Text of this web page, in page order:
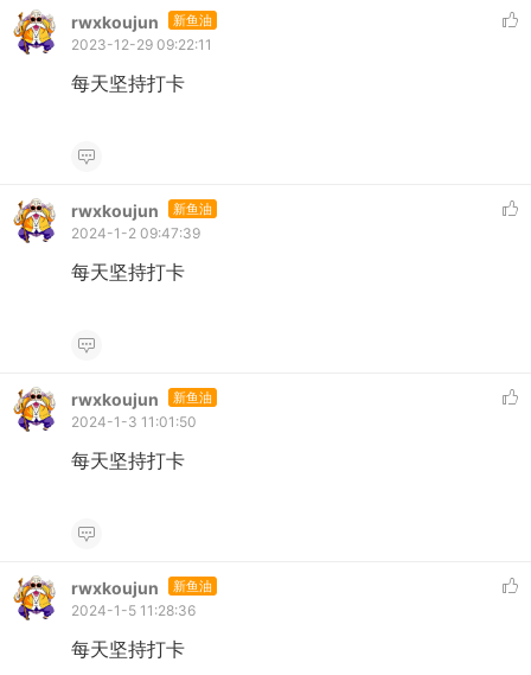
rwxkoujun 新鱼油
2023-12-29 09:22:11
每天坚持打卡
rwxkoujun 新鱼油
2024-1-2 09:47:39
每天坚持打卡
rwxkoujun 新鱼油
2024-1-3 11:01:50
每天坚持打卡
rwxkoujun 新鱼油
2024-1-5 11:28:36
每天坚持打卡